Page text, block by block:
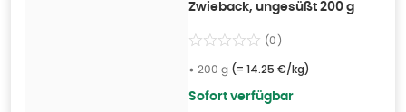
Zwieback, ungesüßt 200 g
(0)
• 200 g (= 14.25 €/kg)
Sofort verfügbar